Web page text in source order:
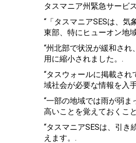
タスマニア州緊急サービ
“「タスマニアSESは、
東部、特にヒューオン地
“州北部で状況が緩和さ
用に縮小されました。.
“タスウォールに掲載さ
域社会が必要な情報を入
“一部の地域では雨が弱
高いことを覚えておくこ
“タスマニアSESは、引
えます。.